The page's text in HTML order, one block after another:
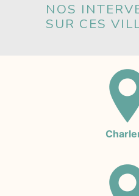
NOS
SUR CES